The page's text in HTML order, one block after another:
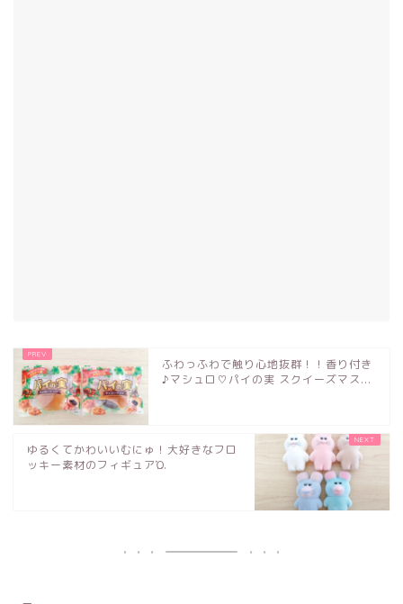
ふわっふわで触り心地抜群！！香り付き
♪マシュロ♡パイの実 スクイーズマス...
ゆるくてかわいいむにゅ！大好きなフロ
ッキー素材のフィギュアὉ...